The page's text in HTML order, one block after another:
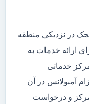
در نزدیکی منطقه
ارائه خدمات به
خدماتی
آمبولانس در آن
و درخواست